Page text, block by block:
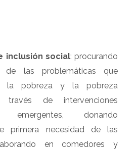
inclusión social: procurando
de las problemáticas que
la pobreza y la pobreza
de intervenciones
emergentes, donando
primera necesidad de las
en comedores y